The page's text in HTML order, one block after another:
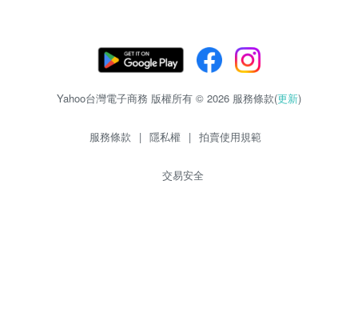
Yahoo台灣電子商務 版權所有 © 2026 服務條款(更新)
服務條款 | 隱私權 | 拍賣使用規範
交易安全